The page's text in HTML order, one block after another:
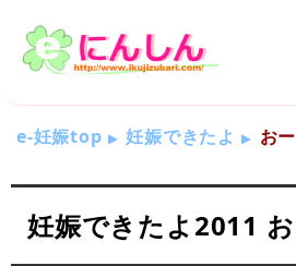
e-妊娠top 妊娠できたよ お
妊娠できたよ2011